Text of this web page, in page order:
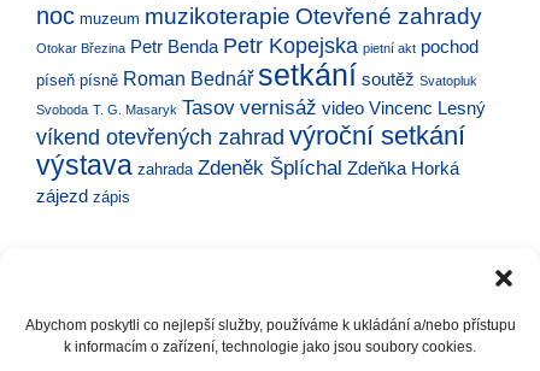
Abychom poskytli co nejlepší služby, používáme k ukládání a/nebo přístupu
k informacím o zařízení, technologie jako jsou soubory cookies.
noc muzeum muzikoterapie Otevřené zahrady
Otokar Březina Petr Benda Petr Kopejska pietní akt pochod
píseň písně Roman Bednář setkání soutěž Svatopluk
Svoboda T. G. Masaryk Tasov vernisáž video Vincenc Lesný
víkend otevřených zahrad výroční setkání
výstava zahrada Zdeněk Šplíchal Zdeňka Horká
zájezd zápis